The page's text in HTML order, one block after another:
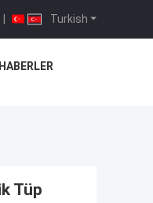
Turkish
|
HABERLER
Tüp